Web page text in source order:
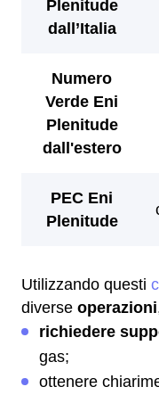
Utilizzando questi
diverse operazioni
richiedere
gas;
ottenere